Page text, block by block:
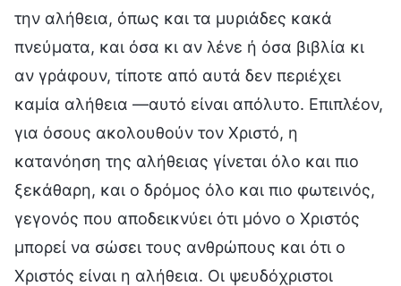
την αλήθεια, όπως και τα μυριάδες κακά
πνεύματα, και όσα κι αν λένε ή όσα βιβλία κι
αν γράφουν, τίποτε από αυτά δεν περιέχει
καμία αλήθεια —αυτό είναι απόλυτο. Επιπλέον,
για όσους ακολουθούν τον Χριστό, η
κατανόηση της αλήθειας γίνεται όλο και πιο
ξεκάθαρη, και ο δρόμος όλο και πιο φωτεινός,
γεγονός που αποδεικνύει ότι μόνο ο Χριστός
μπορεί να σώσει τους ανθρώπους και ότι ο
Χριστός είναι η αλήθεια. Οι ψευδόχριστοι